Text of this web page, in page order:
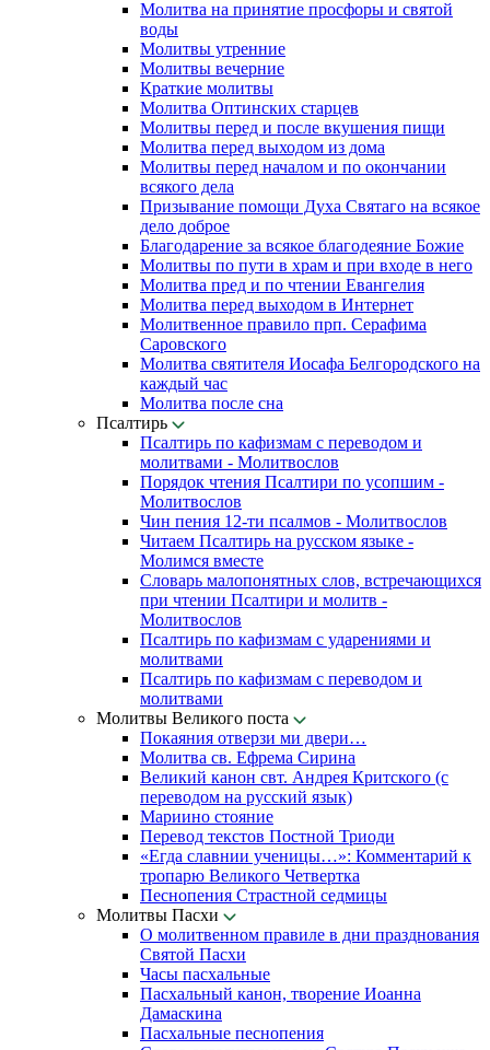
Молитва на принятие просфоры и святой
воды
Молитвы утренние
Молитвы вечерние
Краткие молитвы
Молитва Оптинских старцев
Молитвы перед и после вкушения пищи
Молитва перед выходом из дома
Молитвы перед началом и по окончании
всякого дела
Призывание помощи Духа Святаго на всякое
дело доброе
Благодарение за всякое благодеяние Божие
Молитвы по пути в храм и при входе в него
Молитва пред и по чтении Евангелия
Молитва перед выходом в Интернет
Молитвенное правило прп. Серафима
Саровского
Молитва святителя Иосафа Белгородского на
каждый час
Молитва после сна
Псалтирь
Псалтирь по кафизмам с переводом и
молитвами - Молитвослов
Порядок чтения Псалтири по усопшим -
Молитвослов
Чин пения 12-ти псалмов - Молитвослов
Читаем Псалтирь на русском языке -
Молимся вместе
Словарь малопонятных слов, встречающихся
при чтении Псалтири и молитв -
Молитвослов
Псалтирь по кафизмам с ударениями и
молитвами
Псалтирь по кафизмам с переводом и
молитвами
Молитвы Великого поста
Покаяния отверзи ми двери…
Молитва св. Ефрема Сирина
Великий канон свт. Андрея Критского (с
переводом на русский язык)
Мариино стояние
Перевод текстов Постной Триоди
«Егда славнии ученицы…»: Комментарий к
тропарю Великого Четвертка
Песнопения Страстной седмицы
Молитвы Пасхи
О молитвенном правиле в дни празднования
Святой Пасхи
Часы пасхальные
Пасхальный канон, творение Иоанна
Дамаскина
Пасхальные песнопения